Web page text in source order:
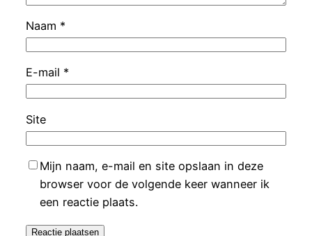
Naam *
E-mail *
Site
Mijn naam, e-mail en site opslaan in deze
browser voor de volgende keer wanneer ik
een reactie plaats.